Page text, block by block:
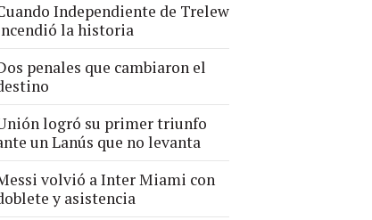
Independiente de Trelew
la historia
penales que cambiaron el
logró su primer triunfo
un Lanús que no levanta
volvió a Inter Miami con
y asistencia